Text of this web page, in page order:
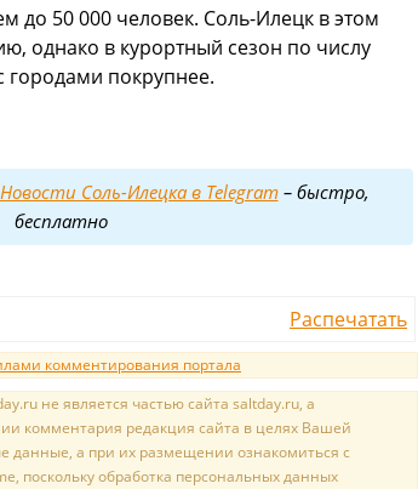
до 50 000 человек. Соль-Илецк в этом
однако в курортный сезон по числу
городами покрупнее.
Новости Соль-Илецка в Telegram– быстро,
бесплатно
Распечатать
комментирования портала
не является частью сайта saltday.ru, а
комментария редакция сайта в целях Вашей
данные, а при их размещении ознакомиться с
поскольку обработка персональных данных